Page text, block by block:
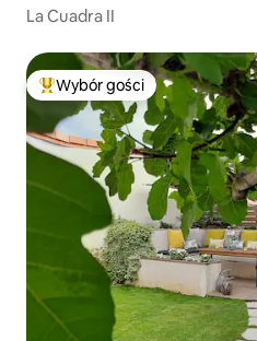
La Cuadra II
Najpopularniejsze z kategorii
Wybór gości